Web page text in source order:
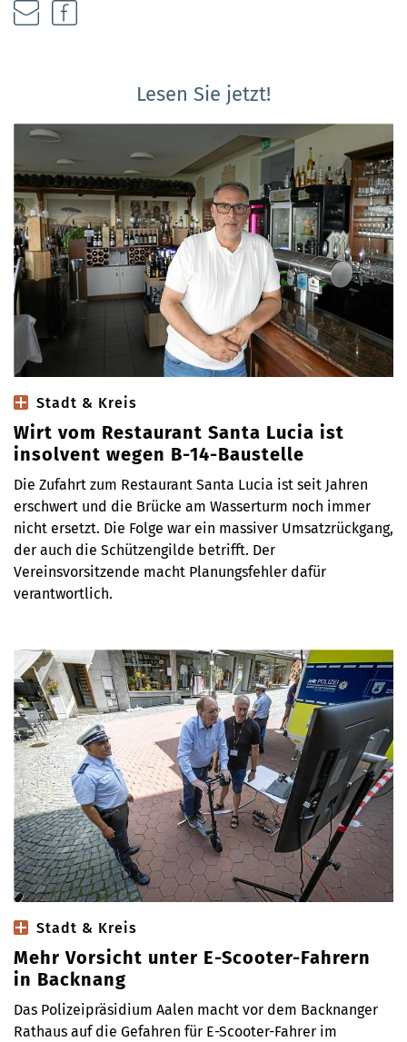
Lesen Sie jetzt!
Stadt & Kreis
Wirt vom Restaurant Santa Lucia ist
insolvent wegen B-14-Baustelle
Die Zufahrt zum Restaurant Santa Lucia ist seit Jahren
erschwert und die Brücke am Wasserturm noch immer
nicht ersetzt. Die Folge war ein massiver Umsatzrückgang,
der auch die Schützengilde betrifft. Der
Vereinsvorsitzende macht Planungsfehler dafür
verantwortlich.
Stadt & Kreis
Mehr Vorsicht unter E-Scooter-Fahrern
in Backnang
Das Polizeipräsidium Aalen macht vor dem Backnanger
Rathaus auf die Gefahren für E-Scooter-Fahrer im